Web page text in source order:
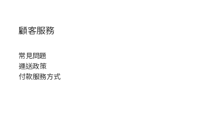
顧客服務
常見問題
運送政策
付款服務方式